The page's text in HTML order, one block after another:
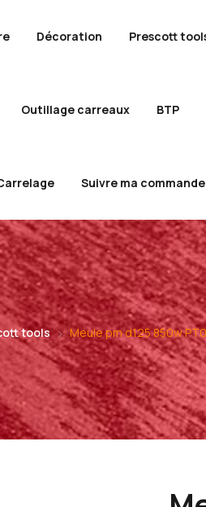
Décoration Prescott
Outillage carreaux BTP
Suivre ma commande
tools Meule pm d125 850w